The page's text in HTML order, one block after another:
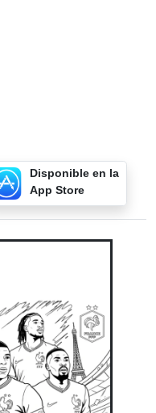
Disponible en la
App Store